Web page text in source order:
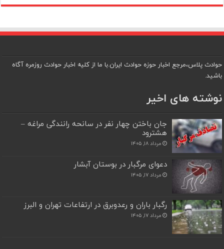
حوادث پلاس،مرجع اخبار حوزه حوادث ایران.با ما از کلیه اخبار حوادث روزمره آگاه
باشید.
نوشته های اخیر
جان باختن چهار نفر در سانحه رانندگی مراغه –
هشترود
مرداد ۱۸, ۱۴۰۵
دعوای مرگبار در بوستان آبشار
مرداد ۱۷, ۱۴۰۵
رگبار باران و رعدوبرق در ارتفاعات تهران و البرز
مرداد ۱۷, ۱۴۰۵